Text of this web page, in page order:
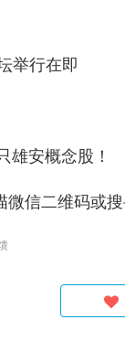
举行在即
雄安概念股！
微信二维码或